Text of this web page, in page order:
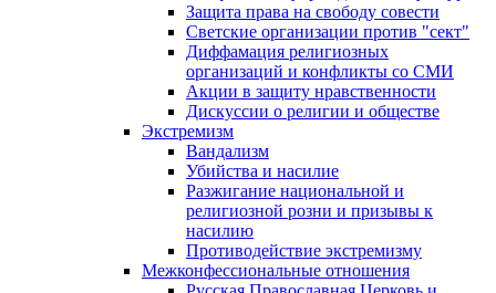
Защита права на свободу совести
Светские организации против "сект"
Диффамация религиозных
организаций и конфликты со СМИ
Акции в защиту нравственности
Дискуссии о религии и обществе
Экстремизм
Вандализм
Убийства и насилие
Разжигание национальной и
религиозной розни и призывы к
насилию
Противодействие экстремизму
Межконфессиональные отношения